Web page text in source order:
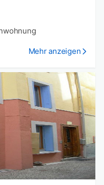
Mehr anzeigen